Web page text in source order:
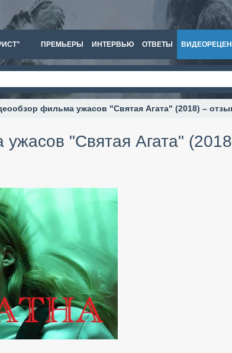
ПРЕМЬЕРЫ ИНТЕРВЬЮ ОТВЕТЫ
фильма ужасов "Святая Агата" (2018) –
"Святая Агата"